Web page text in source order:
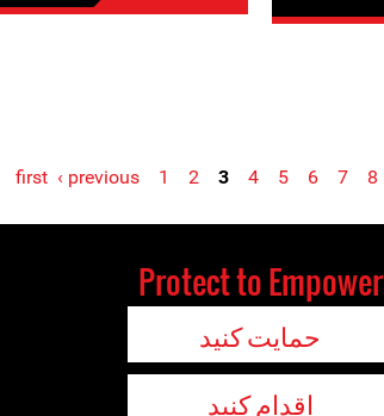
‹ previous 1 2 3 4 5 6 7 8
Protect to Empower
حمایت کنید
اقدام کنید